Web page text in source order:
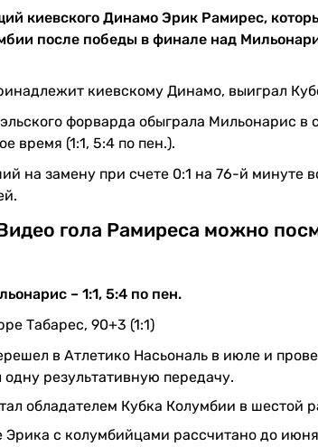
киевского Динамо Эрик Рамирес,
после победы в финале над
киевскому Динамо, выиграл
форварда обыграла Мильонарис в
время (1:1, 5:4 по пен.).
на замену при счете 0:1 на 76-й минуте
гола Рамиреса можно
– 1:1, 5:4 по пен.
Табарес, 90+3 (1:1)
в Атлетико Насьональ в июле и
одну результативную передачу.
обладателем Кубка Колумбии в шестой
с колумбийцами рассчитано до